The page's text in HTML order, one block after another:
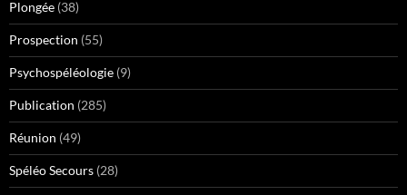
Plongée (38)
Prospection (55)
Psychospéléologie (9)
Publication (285)
Réunion (49)
Spéléo Secours (28)